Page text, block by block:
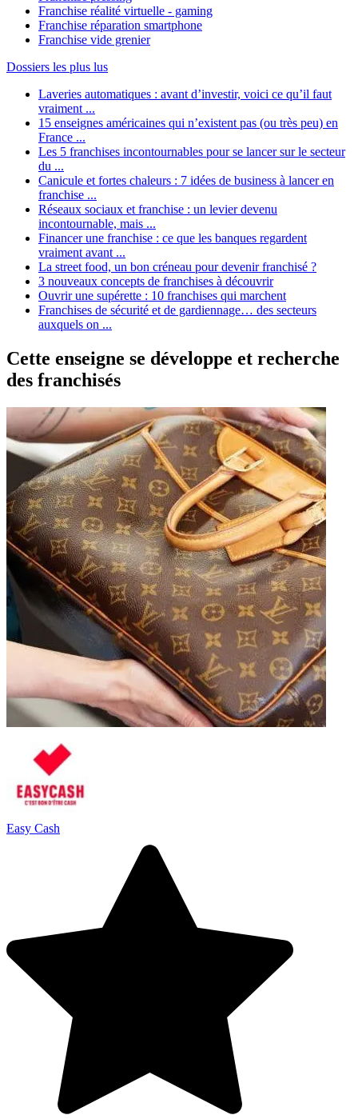
Franchise réalité virtuelle - gaming
Franchise réparation smartphone
Franchise vide grenier
Dossiers les plus lus
Laveries automatiques : avant d’investir, voici ce qu’il faut
vraiment ...
15 enseignes américaines qui n’existent pas (ou très peu) en
France ...
Les 5 franchises incontournables pour se lancer sur le secteur
du ...
Canicule et fortes chaleurs : 7 idées de business à lancer en
franchise ...
Réseaux sociaux et franchise : un levier devenu
incontournable, mais ...
Financer une franchise : ce que les banques regardent
vraiment avant ...
La street food, un bon créneau pour devenir franchisé ?
3 nouveaux concepts de franchises à découvrir
Ouvrir une supérette : 10 franchises qui marchent
Franchises de sécurité et de gardiennage… des secteurs
auxquels on ...
Cette enseigne se développe et recherche
des franchisés
Easy Cash